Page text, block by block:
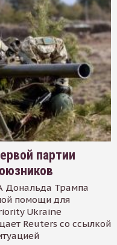
партии
Дональда Трампа
помощи для
Ukraine
Reuters со ссылкой